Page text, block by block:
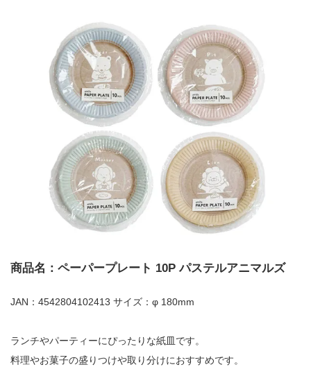
商品名：ペーパープレート 10P パステルアニマルズ
JAN：4542804102413 サイズ：φ 180mm
ランチやパーティーにぴったりな紙皿です。
料理やお菓子の盛りつけや取り分けにおすすめです。